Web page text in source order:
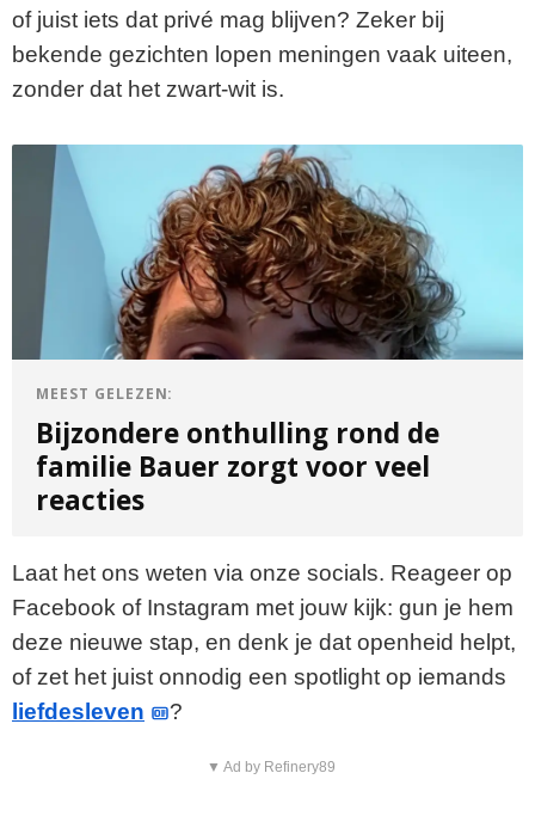
of juist iets dat privé mag blijven? Zeker bij
bekende gezichten lopen meningen vaak uiteen,
zonder dat het zwart-wit is.
MEEST GELEZEN:
Bijzondere onthulling rond de
familie Bauer zorgt voor veel
reacties
Laat het ons weten via onze socials. Reageer op
Facebook of Instagram met jouw kijk: gun je hem
deze nieuwe stap, en denk je dat openheid helpt,
of zet het juist onnodig een spotlight op iemands
liefdesleven
?
▼ Ad by Refinery89